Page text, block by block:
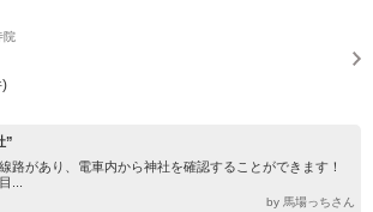
院
)
”
路があり、電車内から神社を確認することができます！
...
by 馬場っちさん